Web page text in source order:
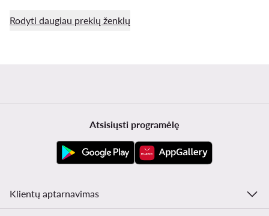
Rodyti daugiau prekių ženklų
Atsisiųsti programėlę
Klientų aptarnavimas